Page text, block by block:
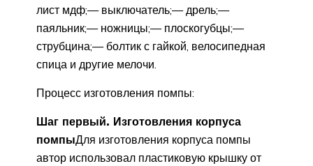
лист мдф;— выключатель;— дрель;—
паяльник;— ножницы;— плоскогубцы;—
струбцина;— болтик с гайкой, велосипедная
спица и другие мелочи.
Процесс изготовления помпы:
Шаг первый. Изготовления корпуса
помпыДля изготовления корпуса помпы
автор использовал пластиковую крышку от